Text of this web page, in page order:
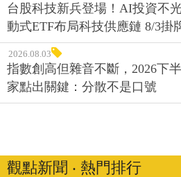
台股科技新兵登場！AI投資不
動式ETF布局科技供應鏈 8/3掛
2026.08.03
指數創高但雜音不斷，2026下
家點出關鍵：分散不是口號
觀點新聞 ‧ 熱門排行